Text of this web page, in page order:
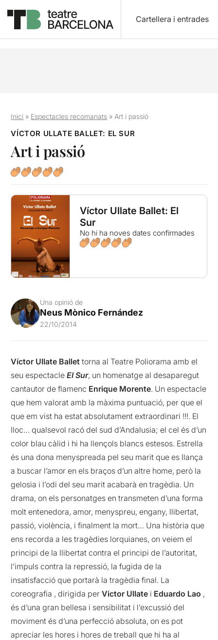
Cartellera i entrades
Inici » Espectacles recomanats » Art i passió
VÍCTOR ULLATE BALLET: EL SUR
Art i passió
Víctor Ullate Ballet: El
Sur
No hi ha noves dates confirmades
Una opinió de
Neus Mònico Fernández
22/10/2014
Víctor Ullate Ballet torna al Teatre Poliorama amb el
seu espectacleEl Sur, un homenatge al desaparegut
cantautor de flamenc Enrique Morente. Un espectacle
que hem valorat amb la màxima puntuació, per que el
que em vist ha estat absolutament extraordinari !!!. El
lloc… qualsevol racó del sud d’Andalusia; el cel és d’un
color blau càlid i hi ha llençols blancs estesos. Estrella
és una dona menyspreada pel seu marit que es llança
a buscar l’amor en els braços d’un altre home, però la
gelosia i l’odi del seu marit acabarà en tragèdia. Un
drama, on els personatges en transmeten d’una forma
molt entenedora, amor, menyspreu, engany, llibertat,
passió, violència, i finalment la mort… Una història que
ens recorda a les tragèdies lorquianes, on veiem el
principi de la llibertat contra el principi de l’autoritat,
l’impuls contra la repressió, la fugida de la
insatisfacció que portarà la tragèdia final. La
coreografia , dirigida perVictor Ullate i Eduardo Lao ,
és d’una gran bellesa i sensibilitat i l’excussió del
moviment és d’una perfecció absoluta, on es pot
apreciar les hores i hores de treball que hi ha al